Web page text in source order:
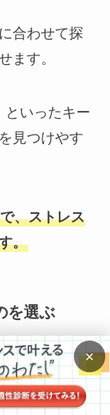
合わせて探
ます。
といったキー
見つけやす
、ストレス
。
を選ぶ
厚いクラウ
切です。
×